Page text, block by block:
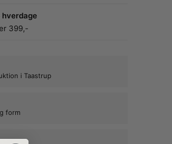
399,-
i Taastrup
form